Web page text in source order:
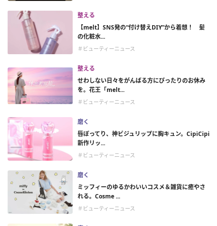
整える
【melt】SNS発の“付け替えDIY”から着想！ 髪
の化粧水...
＃ビューティーニュース
整える
せわしない日々をがんばる方にぴったりのお休み
を。花王「melt...
＃ビューティーニュース
磨く
唇ぽってり、神ビジュリップに胸キュン。CipiCipi
新作リッ...
＃ビューティーニュース
磨く
ミッフィーのゆるかわいいコスメ＆雑貨に癒やさ
れる。Cosme ...
＃ビューティーニュース